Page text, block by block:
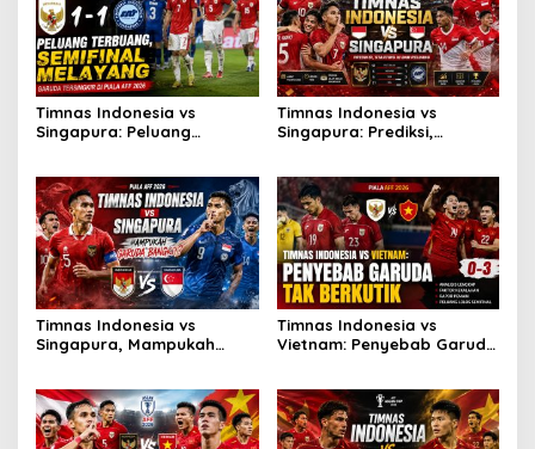
Timnas Indonesia vs
Singapura: Peluang
Timnas Indonesia vs
Singapura: Prediksi,
Timnas Indonesia vs
Singapura, Mampukah
Timnas Indonesia vs
Vietnam: Penyebab Garuda